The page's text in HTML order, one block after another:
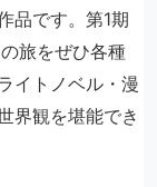
品です。第1期
旅をぜひ各種
イトノベル・漫
界観を堪能でき